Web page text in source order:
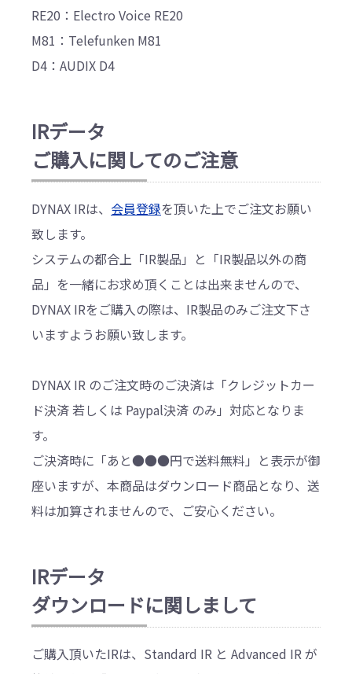
RE20：Electro Voice RE20
M81：Telefunken M81
D4：AUDIX D4
IRデータ
ご購入に関してのご注意
DYNAX IRは、 会員登録を頂いた上でご注文お願い
致します。
システムの都合上「IR製品」と「IR製品以外の商
品」を一緒にお求め頂くことは出来ませんので、
DYNAX IRをご購入の際は、IR製品のみご注文下さ
いますようお願い致します。
DYNAX IR のご注文時のご決済は「クレジットカー
ド決済 若しくは Paypal決済 のみ」対応となりま
す。
ご決済時に「あと●●●円で送料無料」と表示が御
座いますが、本商品はダウンロード商品となり、送
料は加算されませんので、ご安心ください。
IRデータ
ダウンロードに関しまして
ご購入頂いたIRは、Standard IR と Advanced IR が